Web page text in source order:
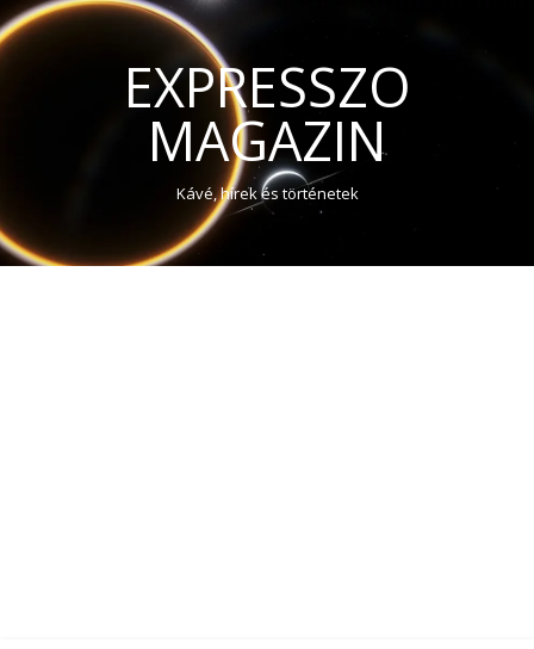
EXPRESSZO
MAGAZIN
Kávé, hírek és történetek